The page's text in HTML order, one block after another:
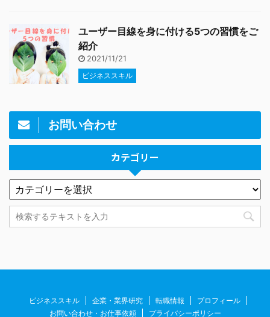
ユーザー目線を身に付ける5つの習慣をご
紹介
2021/11/21
ビジネススキル
お問い合わせ
カテゴリー
ビジネススキル 企業・業界研究 転職情報
プロフィール
お問い合わせ・お仕事依頼
プライバシーポリシー